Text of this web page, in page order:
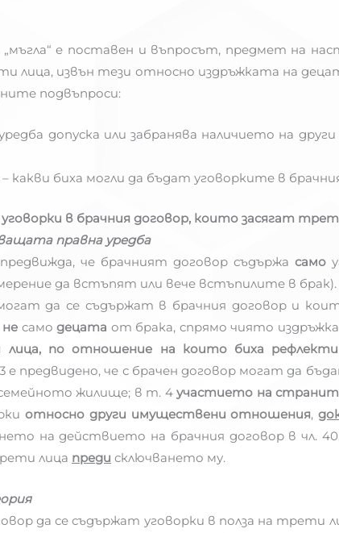
е поставен и въпросът, предмет на
лица, извън тези относно издръжката на
подвъпроси:
допуска или забранява наличието на
какви биха могли да бъдат уговорките в
в брачния договор, които засягат
правна уредба
че брачният договор съдържа само
да встъпят или вече встъпилите в брак).
да се съдържат в брачния договор и
не само децата от брака, спрямо чиято
по отношение на които биха
3 е предвидено, че с брачен договор могат да
жилище; в т. 4участието на
относно други имуществени отношения,
на действието на брачния договор в чл.
лица преди сключването му.
да се съдържат уговорки в полза на трети